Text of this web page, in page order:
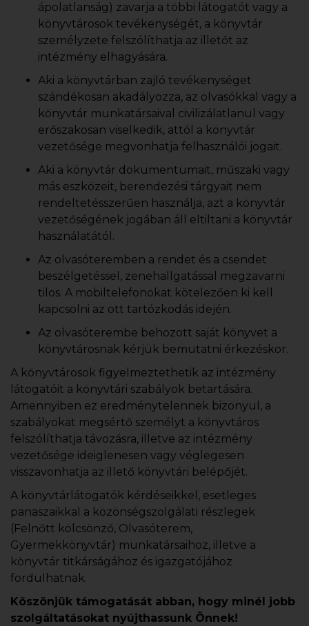
ápolatlanság) zavarja a többi látogatót vagy a
könyvtárosok tevékenységét, a könyvtár
személyzete felszólíthatja az illetőt az
intézmény elhagyására.
Aki a könyvtárban zajló tevékenységet
szándékosan akadályozza, az olvasókkal vagy a
könyvtár munkatársaival civilizálatlanul vagy
erőszakosan viselkedik, attól a könyvtár
vezetősége megvonhatja felhasználói jogait.
Aki a könyvtár dokumentumait, műszaki vagy
más eszközeit, berendezési tárgyait nem
rendeltetésszerűen használja, azt a könyvtár
vezetőségének jogában áll eltiltani a könyvtár
használatától.
Az olvasóteremben a rendet és a csendet
beszélgetéssel, zenehallgatással megzavarni
tilos. A mobiltelefonokat kötelezően ki kell
kapcsolni az ott tartózkodás idején.
Az olvasóterembe behozott saját könyvet a
könyvtárosnak kérjük bemutatni érkezéskor.
A könyvtárosok figyelmeztethetik az intézmény
látogatóit a könyvtári szabályok betartására.
Amennyiben ez eredménytelennek bizonyul, a
szabályokat megsértő személyt a könyvtáros
felszólíthatja távozásra, illetve az intézmény
vezetősége ideiglenesen vagy véglegesen
visszavonhatja az illető könyvtári belépőjét.
A könyvtárlátogatók kérdéseikkel, esetleges
panaszaikkal a közönségszolgálati részlegek
(Felnőtt kölcsönző, Olvasóterem,
Gyermekkönyvtár) munkatársaihoz, illetve a
könyvtár titkárságához és igazgatójához
fordulhatnak.
Köszönjük támogatását abban, hogy minél jobb
szolgáltatásokat nyújthassunk Önnek!